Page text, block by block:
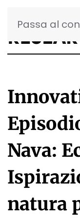
Passa al
Nava:
natura